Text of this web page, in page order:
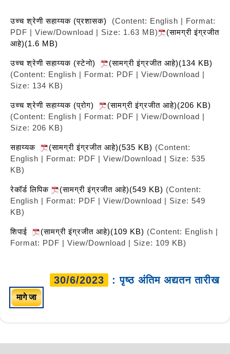
उच्च श्रेणी सहाय्यक (प्रशासक)
(Content: English | Format:
PDF | View/Download | Size: 1.63 MB)
(सामग्री इंग्रजीत
आहे)(1.6 MB)
उच्च श्रेणी सहाय्यक (स्टेनो)
(सामग्री इंग्रजीत आहे)(134 KB)
(Content: English | Format: PDF | View/Download |
Size: 134 KB)
उच्च श्रेणी सहाय्यक (प्रोग)
(सामग्री इंग्रजीत आहे)(206 KB)
(Content: English | Format: PDF | View/Download |
Size: 206 KB)
सहाय्यक (सामग्री इंग्रजीत आहे)(535 KB) (Content:
English | Format: PDF | View/Download | Size: 535
KB)
रेकॉर्ड लिपिक (सामग्री इंग्रजीत आहे)(549 KB) (Content:
English | Format: PDF | View/Download | Size: 549
KB)
शिपाई (सामग्री इंग्रजीत आहे)(109 KB) (Content: English |
Format: PDF | View/Download | Size: 109 KB)
30/6/2023 : पृष्ठ अंतिम अद्यतन तारीख
मागे जा